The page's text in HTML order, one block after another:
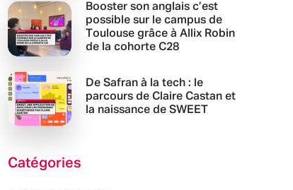
Booster son anglais c’est
possible sur le campus de
Toulouse grâce à Allix Robin
de la cohorte C28
De Safran à la tech : le
parcours de Claire Castan et
la naissance de SWEET
Catégories